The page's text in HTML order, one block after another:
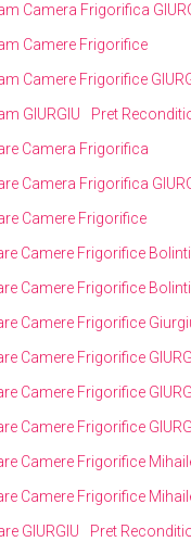
Camera Frigorifica
Camere Frigorifice
Camere Frigorifice
GIURGIU
Pret
Camera Frigorifica
Camera Frigorifica
Camere Frigorifice
Camere Frigorifice
Camere Frigorifice
Camere Frigorifice
Camere Frigorifice
Camere Frigorifice
Camere Frigorifice
Camere Frigorifice
Camere Frigorifice
GIURGIU
Pret